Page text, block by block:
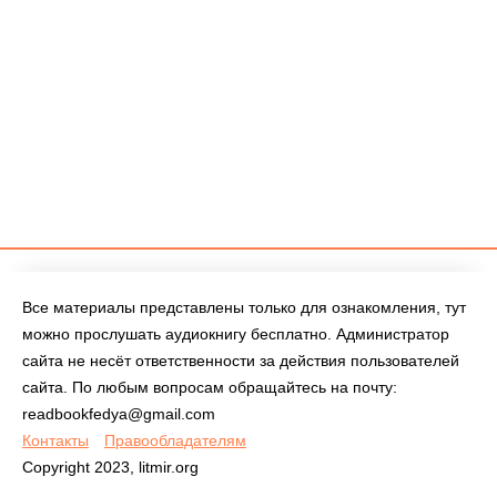
Все материалы представлены только для ознакомления, тут
можно прослушать аудиокнигу бесплатно. Администратор
сайта не несёт ответственности за действия пользователей
сайта. По любым вопросам обращайтесь на почту:
readbookfedya@gmail.com
Контакты
Правообладателям
Copyright 2023, litmir.org